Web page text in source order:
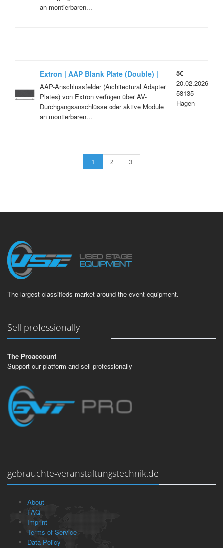
an montierbaren...
Extron | AAP Blank Plate (Double) |
black | Part No. 70-090-12
AAP-Anschlussfelder (Architectural Adapter
Plates) von Extron verfügen über AV-
Durchgangsanschlüsse oder aktive Module
an montierbaren...
5€
20.02.2026
58135
Hagen
1 2 3
The largest classifieds market around the event equipment.
Sell professionally
The Proaccount
Support our platform and sell professionally
gebrauchte-veranstaltungstechnik.de
About
FAQ
Imprint
Terms of Service
Data Policy